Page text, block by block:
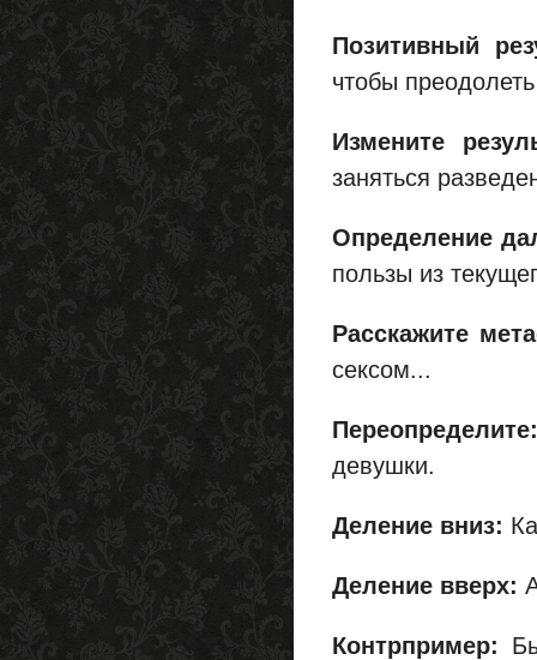
Позитивный
чтобы
Измените
заняться
Определение
пользы из
Расскажите
сексом...
Переопределите:
девушки.
Деление вниз:
Деление вверх:
Контрпример: